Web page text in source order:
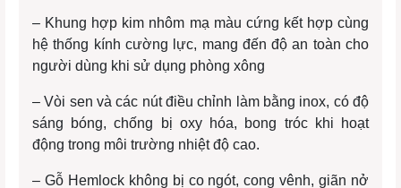
– Khung hợp kim nhôm mạ màu cứng kết hợp cùng
hệ thống kính cường lực, mang đến độ an toàn cho
người dùng khi sử dụng phòng xông
– Vòi sen và các nút điều chỉnh làm bằng inox, có độ
sáng bóng, chống bị oxy hóa, bong tróc khi hoạt
động trong môi trường nhiệt độ cao.
– Gỗ Hemlock không bị co ngót, cong vênh, giãn nở